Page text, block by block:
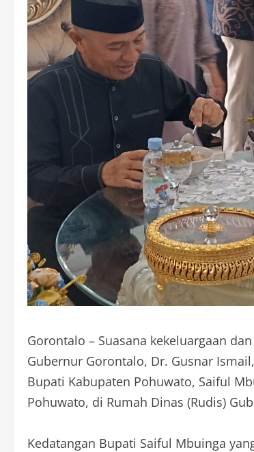
Gorontalo – Suasana kekeluargaan
Gubernur Gorontalo, Dr. Gusnar
Bupati Kabupaten Pohuwato, Saiful
Pohuwato, di Rumah Dinas (Rudis)
Kedatangan Bupati Saiful Mbuinga